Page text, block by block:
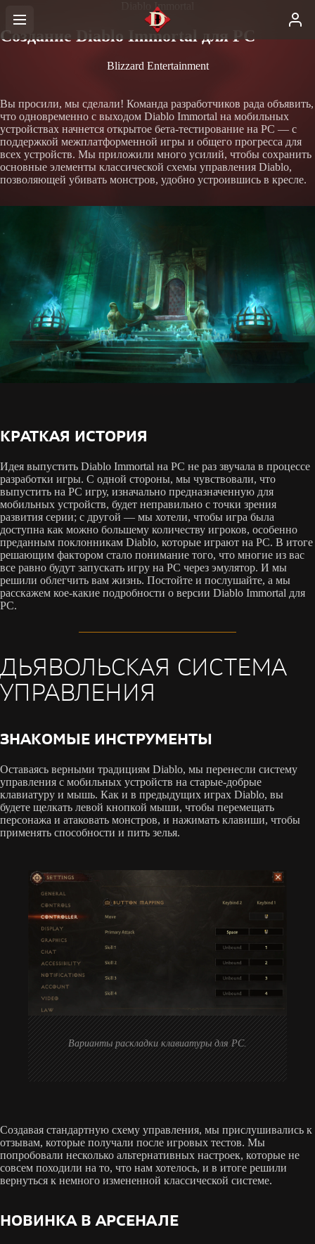
Diablo Immortal
Создание Diablo Immortal для PC
Blizzard Entertainment
Вы просили, мы сделали! Команда разработчиков рада объявить,
что одновременно с выходом Diablo Immortal на мобильных
устройствах начнется открытое бета-тестирование на PC — с
поддержкой межплатформенной игры и общего прогресса для
всех устройств. Мы приложили много усилий, чтобы сохранить
основные элементы классической схемы управления Diablo,
позволяющей убивать монстров, удобно устроившись в кресле.
КРАТКАЯ ИСТОРИЯ
Идея выпустить Diablo Immortal на PC не раз звучала в процессе
разработки игры. С одной стороны, мы чувствовали, что
выпустить на PC игру, изначально предназначенную для
мобильных устройств, будет неправильно с точки зрения
развития серии; с другой — мы хотели, чтобы игра была
доступна как можно большему количеству игроков, особенно
преданным поклонникам Diablo, которые играют на PC. В итоге
решающим фактором стало понимание того, что многие из вас
все равно будут запускать игру на PC через эмулятор. И мы
решили облегчить вам жизнь. Постойте и послушайте, а мы
расскажем кое-какие подробности о версии Diablo Immortal для
PC.
ДЬЯВОЛЬСКАЯ СИСТЕМА
УПРАВЛЕНИЯ
ЗНАКОМЫЕ ИНСТРУМЕНТЫ
Оставаясь верными традициям Diablo, мы перенесли систему
управления с мобильных устройств на старые-добрые
клавиатуру и мышь. Как и в предыдущих играх Diablo, вы
будете щелкать левой кнопкой мыши, чтобы перемещать
персонажа и атаковать монстров, и нажимать клавиши, чтобы
применять способности и пить зелья.
Варианты раскладки клавиатуры для PC.
Создавая стандартную схему управления, мы прислушивались к
отзывам, которые получали после игровых тестов. Мы
попробовали несколько альтернативных настроек, которые не
совсем походили на то, что нам хотелось, и в итоге решили
вернуться к немного измененной классической системе.
НОВИНКА В АРСЕНАЛЕ